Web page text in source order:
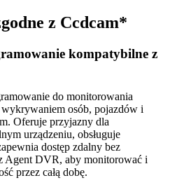
z Ccdcam*
kompatybilne z
do monitorowania
osób, pojazdów i
Oferuje przyjazny dla
urządzeniu, obsługuje
dostęp zdalny bez
Agent DVR, aby monitorować i
przez całą dobę.